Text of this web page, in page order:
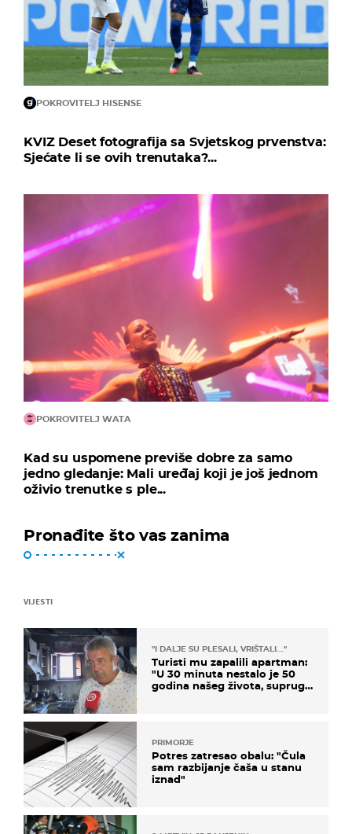
POKROVITELJ HISENSE
KVIZ Deset fotografija sa Svjetskog prvenstva:
Sjećate li se ovih trenutaka?...
POKROVITELJ WATA
Kad su uspomene previše dobre za samo
jedno gledanje: Mali uređaj koji je još jednom
oživio trenutke s ple...
Pronađite što vas zanima
VIJESTI
"I DALJE SU PLESALI, VRIŠTALI..."
Turisti mu zapalili apartman:
"U 30 minuta nestalo je 50
godina našeg života, supruga
PRIMORJE
Potres zatresao obalu: "Čula
sam razbijanje čaša u stanu
iznad"